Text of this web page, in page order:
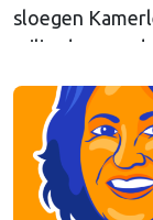
sloegen
miljarden aan
kritisch.